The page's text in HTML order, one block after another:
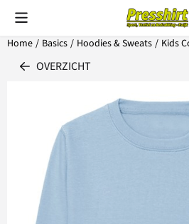
Cookievoorkeuren zijn beschikbaar.
Home / Basics / Hoodies & Sweats / Kids
OVERZICHT